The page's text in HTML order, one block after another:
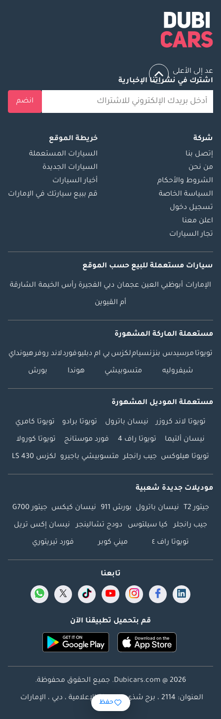
حفظ
عد إلى الأعلى
اشترك في نشراتنا الإخبارية
انضم
شركة
إتصل بنا
من نحن
الشروط والأحكام
السياسة الخاصة
تسجيل دخول
اعلن معنا
تجار السيارات
خريطة الموقع
السيارات المستعملة
السيارات الجديدة
أخبار السيارات
قم ببيع سيارتك في الإمارات
سيارات مستعملة للبيع حسب الموقع
الإمارات أبوظبي العين عجمان دبي الفجيرة رأس الخيمة الشارقة
أم القيوين
مستعملة الماركة المشهورة
تويوتا مرسيدس بنزنسياملكزس بي ام دبليوفوردلاند روفرهيونداي
شيفروليه متسوبيشي هوندا بورش
مستعملة الموديل المشهورة
تويوتا لاند كروزر نيسان باترول تويوتا برادو تويوتا كامري
نيسان ألتيما تويوتا راف 4 فورد موستانج تويوتا كورولا
تويوتا هيلوكس جيب رانجلر متسوبيشي باجيرو لكزس LS 430
موديلات جديدة شعبية
جيتور T2 نيسان باترول بورش 911 نيسان كيكس جيتور G700
جيب رانجلر كيا سيلتوس دودج تشالينجر نيسان إكس تريل
تويوتا راف ٤ ميني كوبر فورد تيريتوري
تابعنا
قم بتحميل تطبيقنا الآن
Dubicars.com @ 2026. جميع الحقوق محفوظة.
العنوان: 2114 ، برج شذى ، المدينة الإعلامية ، دبي ، الإمارات